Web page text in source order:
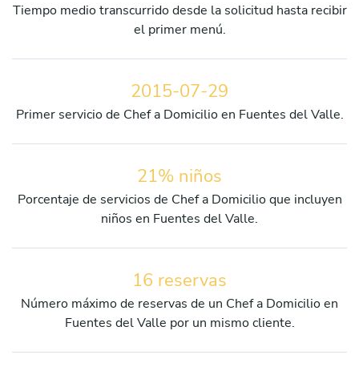
Tiempo medio transcurrido desde la solicitud hasta recibir
el primer menú.
2015-07-29
Primer servicio de Chef a Domicilio en Fuentes del Valle.
21% niños
Porcentaje de servicios de Chef a Domicilio que incluyen
niños en Fuentes del Valle.
16 reservas
Número máximo de reservas de un Chef a Domicilio en
Fuentes del Valle por un mismo cliente.